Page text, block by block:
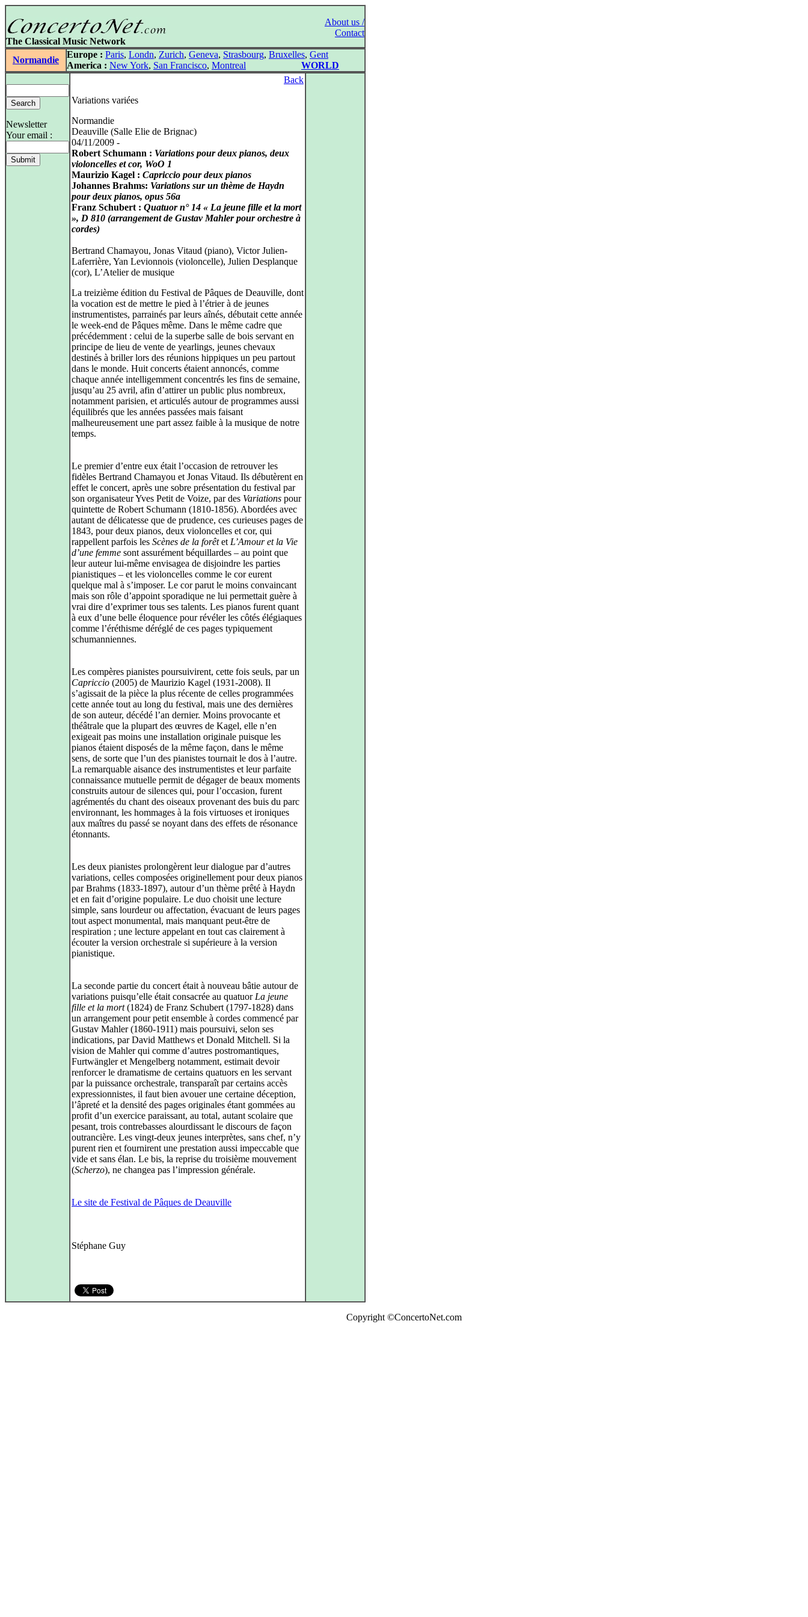
About us /
Contact
The Classical Music Network
Normandie
Europe : Paris, Londn, Zurich, Geneva, Strasbourg, Bruxelles, Gent
America : New York, San Francisco, Montreal WORLD
Newsletter
Your email :
Back
Variations variées
Normandie
Deauville (Salle Elie de Brignac)
04/11/2009 -
Robert Schumann : Variations pour deux pianos, deux
violoncelles et cor, WoO 1
Maurizio Kagel : Capriccio pour deux pianos
Johannes Brahms: Variations sur un thème de Haydn
pour deux pianos, opus 56a
Franz Schubert : Quatuor n° 14 « La jeune fille et la mort
», D 810 (arrangement de Gustav Mahler pour orchestre à
cordes)
Bertrand Chamayou, Jonas Vitaud (piano), Victor Julien-
Laferrière, Yan Levionnois (violoncelle), Julien Desplanque
(cor), L’Atelier de musique
La treizième édition du Festival de Pâques de Deauville, dont
la vocation est de mettre le pied à l’étrier à de jeunes
instrumentistes, parrainés par leurs aînés, débutait cette année
le week-end de Pâques même. Dans le même cadre que
précédemment : celui de la superbe salle de bois servant en
principe de lieu de vente de yearlings, jeunes chevaux
destinés à briller lors des réunions hippiques un peu partout
dans le monde. Huit concerts étaient annoncés, comme
chaque année intelligemment concentrés les fins de semaine,
jusqu’au 25 avril, afin d’attirer un public plus nombreux,
notamment parisien, et articulés autour de programmes aussi
équilibrés que les années passées mais faisant
malheureusement une part assez faible à la musique de notre
temps.
Le premier d’entre eux était l’occasion de retrouver les
fidèles Bertrand Chamayou et Jonas Vitaud. Ils débutèrent en
effet le concert, après une sobre présentation du festival par
son organisateur Yves Petit de Voize, par des Variations pour
quintette de Robert Schumann (1810-1856). Abordées avec
autant de délicatesse que de prudence, ces curieuses pages de
1843, pour deux pianos, deux violoncelles et cor, qui
rappellent parfois les Scènes de la forêtet L’Amour et la Vie
d’une femme sont assurément béquillardes – au point que
leur auteur lui-même envisagea de disjoindre les parties
pianistiques – et les violoncelles comme le cor eurent
quelque mal à s’imposer. Le cor parut le moins convaincant
mais son rôle d’appoint sporadique ne lui permettait guère à
vrai dire d’exprimer tous ses talents. Les pianos furent quant
à eux d’une belle éloquence pour révéler les côtés élégiaques
comme l’éréthisme déréglé de ces pages typiquement
schumanniennes.
Les compères pianistes poursuivirent, cette fois seuls, par un
Capriccio (2005) de Maurizio Kagel (1931-2008). Il
s’agissait de la pièce la plus récente de celles programmées
cette année tout au long du festival, mais une des dernières
de son auteur, décédé l’an dernier. Moins provocante et
théâtrale que la plupart des œuvres de Kagel, elle n’en
exigeait pas moins une installation originale puisque les
pianos étaient disposés de la même façon, dans le même
sens, de sorte que l’un des pianistes tournait le dos à l’autre.
La remarquable aisance des instrumentistes et leur parfaite
connaissance mutuelle permit de dégager de beaux moments
construits autour de silences qui, pour l’occasion, furent
agrémentés du chant des oiseaux provenant des buis du parc
environnant, les hommages à la fois virtuoses et ironiques
aux maîtres du passé se noyant dans des effets de résonance
étonnants.
Les deux pianistes prolongèrent leur dialogue par d’autres
variations, celles composées originellement pour deux pianos
par Brahms (1833-1897), autour d’un thème prêté à Haydn
et en fait d’origine populaire. Le duo choisit une lecture
simple, sans lourdeur ou affectation, évacuant de leurs pages
tout aspect monumental, mais manquant peut-être de
respiration ; une lecture appelant en tout cas clairement à
écouter la version orchestrale si supérieure à la version
pianistique.
La seconde partie du concert était à nouveau bâtie autour de
variations puisqu’elle était consacrée au quatuor La jeune
fille et la mort(1824) de Franz Schubert (1797-1828) dans
un arrangement pour petit ensemble à cordes commencé par
Gustav Mahler (1860-1911) mais poursuivi, selon ses
indications, par David Matthews et Donald Mitchell. Si la
vision de Mahler qui comme d’autres postromantiques,
Furtwängler et Mengelberg notamment, estimait devoir
renforcer le dramatisme de certains quatuors en les servant
par la puissance orchestrale, transparaît par certains accès
expressionnistes, il faut bien avouer une certaine déception,
l’âpreté et la densité des pages originales étant gommées au
profit d’un exercice paraissant, au total, autant scolaire que
pesant, trois contrebasses alourdissant le discours de façon
outrancière. Les vingt-deux jeunes interprètes, sans chef, n’y
purent rien et fournirent une prestation aussi impeccable que
vide et sans élan. Le bis, la reprise du troisième mouvement
(Scherzo), ne changea pas l’impression générale.
Le site de Festival de Pâques de Deauville
Stéphane Guy
Copyright ©ConcertoNet.com